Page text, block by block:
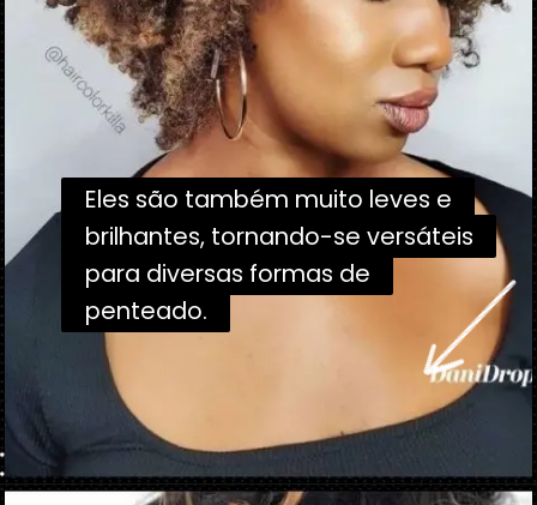
Eles são também muito leves e
brilhantes, tornando-se versáteis
para diversas formas de
penteado.
Eles são também muito leves e
brilhantes, tornando-se versáteis
para diversas formas de
penteado.